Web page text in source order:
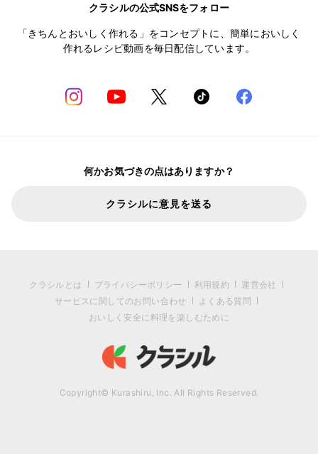
クラシルの公式SNSをフォロー
「きちんとおいしく作れる」をコンセプトに、簡単においしく
作れるレシピ動画を毎日配信しています。
何かお気づきの点はありますか？
クラシルに意見を送る
クラシルとは プライバシーポリシー 利用規約
運営会社
サービスに関してのお問い合わせ
よくある質問
おいしく安全に料理を楽しむために
Copyright© Kurashiru, Inc. All Rights Reserved.